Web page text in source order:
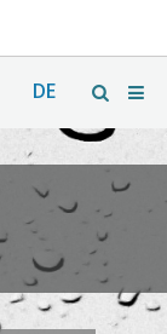
DE